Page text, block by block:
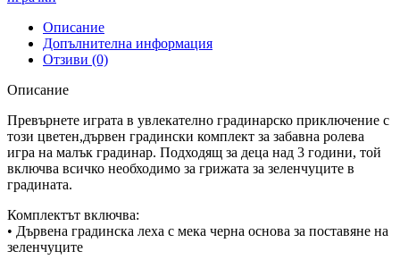
Описание
Допълнителна информация
Отзиви (0)
Описание
Превърнете играта в увлекателно градинарско приключение с
този цветен,дървен градински комплект за забавна ролева
игра на малък градинар. Подходящ за деца над 3 години, той
включва всичко необходимо за грижата за зеленчуците в
градината.
Комплектът включва:
• Дървена градинска леха с мека черна основа за поставяне на
зеленчуците